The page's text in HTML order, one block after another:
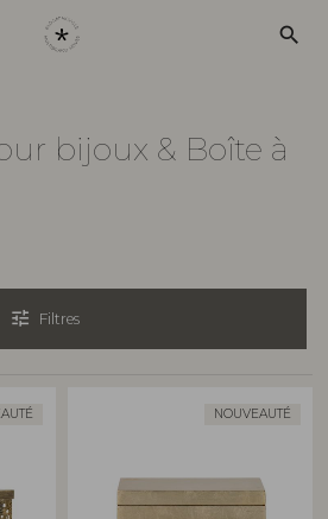
search
bijoux & Boîte à
tune Filtres
NOUVEAUTÉ